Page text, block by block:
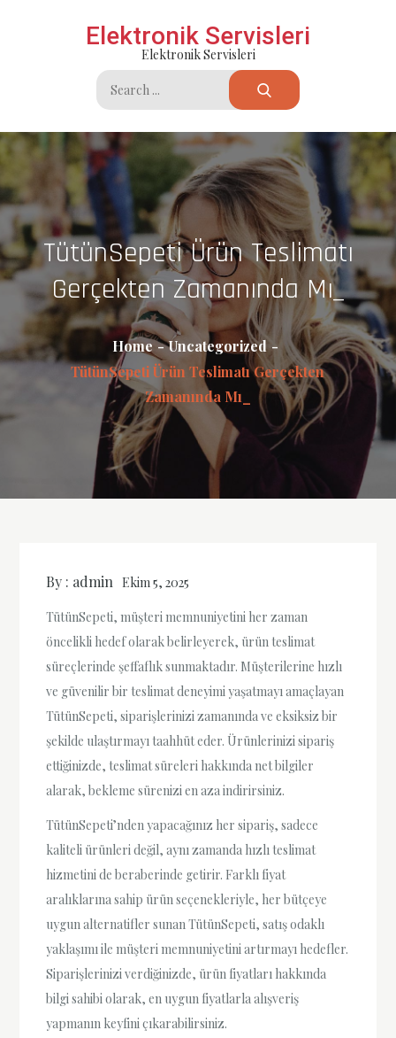
Elektronik Servisleri
Elektronik Servisleri
Search
for:
TütünSepeti Ürün Teslimatı
Gerçekten Zamanında Mı_
Home
Uncategorized
TütünSepeti Ürün Teslimatı Gerçekten
Zamanında Mı_
By : admin Ekim 5, 2025
TütünSepeti, müşteri memnuniyetini her zaman
öncelikli hedef olarak belirleyerek, ürün teslimat
süreçlerinde şeffaflık sunmaktadır. Müşterilerine hızlı
ve güvenilir bir teslimat deneyimi yaşatmayı amaçlayan
TütünSepeti, siparişlerinizi zamanında ve eksiksiz bir
şekilde ulaştırmayı taahhüt eder. Ürünlerinizi sipariş
ettiğinizde, teslimat süreleri hakkında net bilgiler
alarak, bekleme sürenizi en aza indirirsiniz.
TütünSepeti’nden yapacağınız her sipariş, sadece
kaliteli ürünleri değil, aynı zamanda hızlı teslimat
hizmetini de beraberinde getirir. Farklı fiyat
aralıklarına sahip ürün seçenekleriyle, her bütçeye
uygun alternatifler sunan TütünSepeti, satış odaklı
yaklaşımı ile müşteri memnuniyetini artırmayı hedefler.
Siparişlerinizi verdiğinizde, ürün fiyatları hakkında
bilgi sahibi olarak, en uygun fiyatlarla alışveriş
yapmanın keyfini çıkarabilirsiniz.